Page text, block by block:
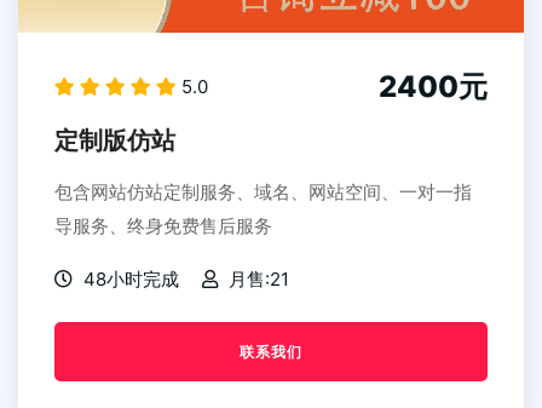
5.0 2400元
定制版仿站
包含网站仿站定制服务、域名、网站空间、一对一指
导服务、终身免费售后服务
48小时完成 月售:21
联系我们